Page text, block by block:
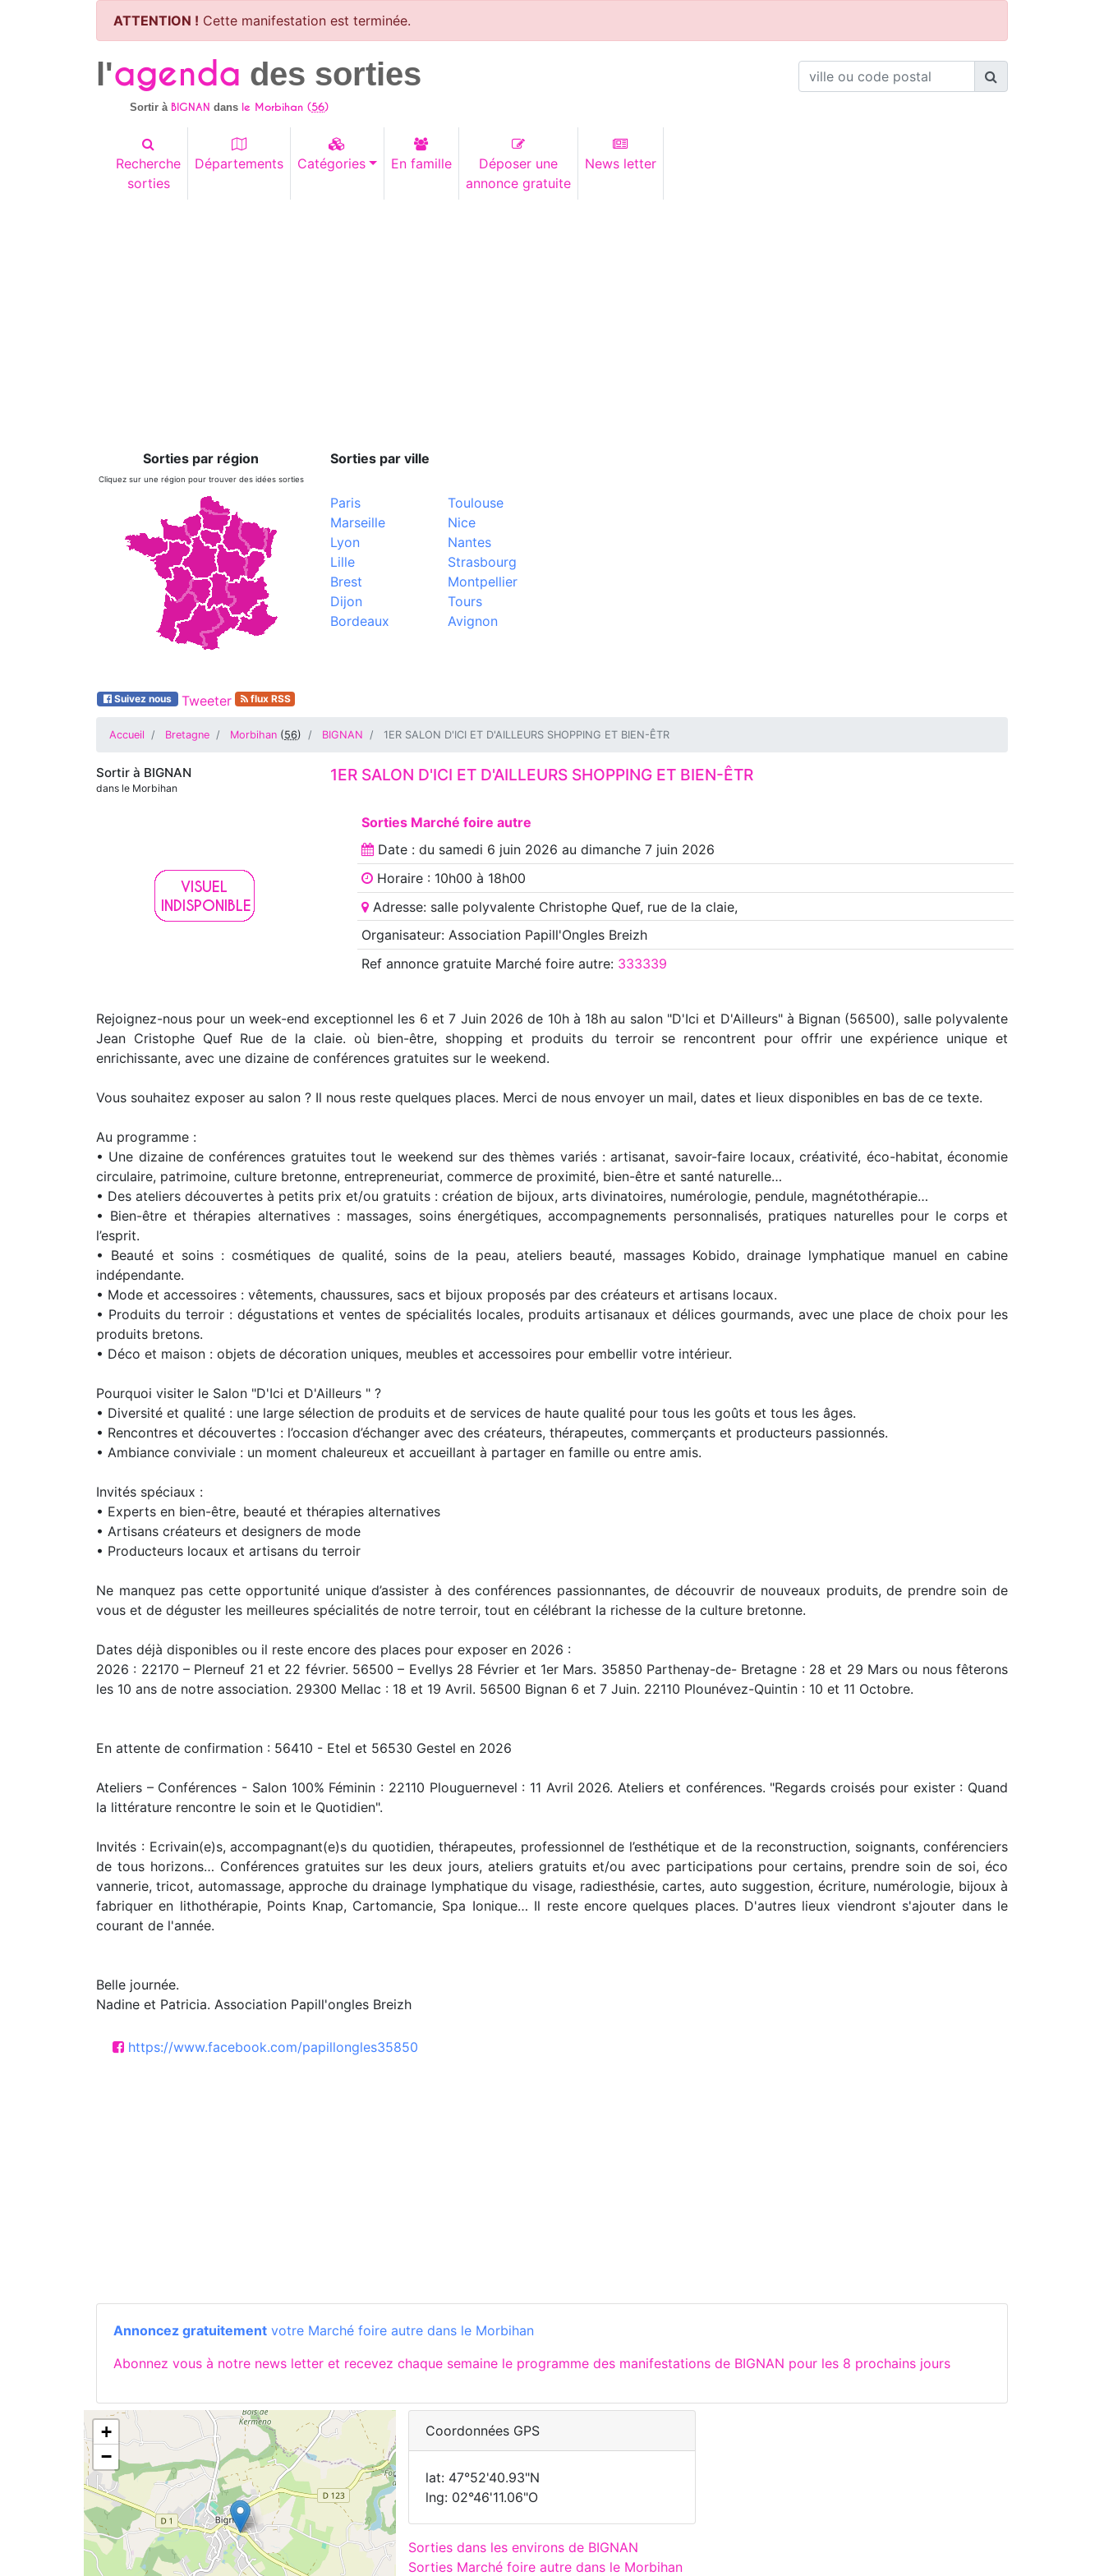
ATTENTION ! Cette manifestation est terminée.
l'agenda des sorties
Sortir à BIGNAN dans le Morbihan (56)
Recherche
sorties
Départements Catégories En famille
Déposer une
annonce gratuite
News letter
Sorties par région
Cliquez sur une région pour trouver des idées sorties
Sorties par ville
Paris
Marseille
Lyon
Lille
Brest
Dijon
Bordeaux
Toulouse
Nice
Nantes
Strasbourg
Montpellier
Tours
Avignon
Suivez nous Tweeter flux RSS
Accueil Bretagne Morbihan (56) BIGNAN 1ER SALON D'ICI ET D'AILLEURS SHOPPING ET BIEN-ÊTR
Sortir à BIGNAN
dans le Morbihan
1ER SALON D'ICI ET D'AILLEURS SHOPPING ET BIEN-ÊTR
Sorties Marché foire autre
Date : du samedi 6 juin 2026 au dimanche 7 juin 2026
Horaire : 10h00 à 18h00
Adresse: salle polyvalente Christophe Quef, rue de la claie,
Organisateur: Association Papill'Ongles Breizh
Ref annoncegratuite Marché foire autre: 333339
Rejoignez-nous pour un week-end exceptionnel les 6 et 7 Juin 2026 de 10h à 18h au salon "D'Ici et D'Ailleurs" à Bignan (56500), salle polyvalente
Jean Cristophe Quef Rue de la claie. où bien-être, shopping et produits du terroir se rencontrent pour offrir une expérience unique et
enrichissante, avec une dizaine de conférences gratuites sur le weekend.
Vous souhaitez exposer au salon ? Il nous reste quelques places. Merci de nous envoyer un mail, dates et lieux disponibles en bas de ce texte.
Au programme :
• Une dizaine de conférences gratuites tout le weekend sur des thèmes variés : artisanat, savoir-faire locaux, créativité, éco-habitat, économie
circulaire, patrimoine, culture bretonne, entrepreneuriat, commerce de proximité, bien-être et santé naturelle…
• Des ateliers découvertes à petits prix et/ou gratuits : création de bijoux, arts divinatoires, numérologie, pendule, magnétothérapie…
• Bien-être et thérapies alternatives : massages, soins énergétiques, accompagnements personnalisés, pratiques naturelles pour le corps et
l’esprit.
• Beauté et soins : cosmétiques de qualité, soins de la peau, ateliers beauté, massages Kobido, drainage lymphatique manuel en cabine
indépendante.
• Mode et accessoires : vêtements, chaussures, sacs et bijoux proposés par des créateurs et artisans locaux.
• Produits du terroir : dégustations et ventes de spécialités locales, produits artisanaux et délices gourmands, avec une place de choix pour les
produits bretons.
• Déco et maison : objets de décoration uniques, meubles et accessoires pour embellir votre intérieur.
Pourquoi visiter le Salon "D'Ici et D'Ailleurs " ?
• Diversité et qualité : une large sélection de produits et de services de haute qualité pour tous les goûts et tous les âges.
• Rencontres et découvertes : l’occasion d’échanger avec des créateurs, thérapeutes, commerçants et producteurs passionnés.
• Ambiance conviviale : un moment chaleureux et accueillant à partager en famille ou entre amis.
Invités spéciaux :
• Experts en bien-être, beauté et thérapies alternatives
• Artisans créateurs et designers de mode
• Producteurs locaux et artisans du terroir
Ne manquez pas cette opportunité unique d’assister à des conférences passionnantes, de découvrir de nouveaux produits, de prendre soin de
vous et de déguster les meilleures spécialités de notre terroir, tout en célébrant la richesse de la culture bretonne.
Dates déjà disponibles ou il reste encore des places pour exposer en 2026 :
2026 : 22170 – Plerneuf 21 et 22 février. 56500 – Evellys 28 Février et 1er Mars. 35850 Parthenay-de- Bretagne : 28 et 29 Mars ou nous fêterons
les 10 ans de notre association. 29300 Mellac : 18 et 19 Avril. 56500 Bignan 6 et 7 Juin. 22110 Plounévez-Quintin : 10 et 11 Octobre.
En attente de confirmation : 56410 - Etel et 56530 Gestel en 2026
Ateliers – Conférences - Salon 100% Féminin : 22110 Plouguernevel : 11 Avril 2026. Ateliers et conférences. "Regards croisés pour exister : Quand
la littérature rencontre le soin et le Quotidien".
Invités : Ecrivain(e)s, accompagnant(e)s du quotidien, thérapeutes, professionnel de l’esthétique et de la reconstruction, soignants, conférenciers
de tous horizons… Conférences gratuites sur les deux jours, ateliers gratuits et/ou avec participations pour certains, prendre soin de soi, éco
vannerie, tricot, automassage, approche du drainage lymphatique du visage, radiesthésie, cartes, auto suggestion, écriture, numérologie, bijoux à
fabriquer en lithothérapie, Points Knap, Cartomancie, Spa Ionique… Il reste encore quelques places. D'autres lieux viendront s'ajouter dans le
courant de l'année.
Belle journée.
Nadine et Patricia. Association Papill'ongles Breizh
https://www.facebook.com/papillongles35850
Annoncez gratuitement votre Marché foire autre dans le Morbihan
Abonnez vous à notre news letter et recevez chaque semaine le programme des manifestations de BIGNAN pour les 8 prochains jours
+
−
Coordonnées GPS
lat: 47°52'40.93"N
lng: 02°46'11.06"O
Sorties dans les environs de BIGNAN
Sorties Marché foire autre dans le Morbihan